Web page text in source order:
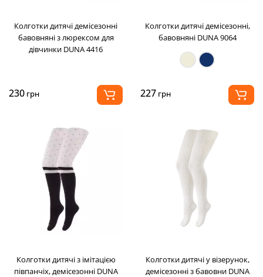
Колготки дитячі демісезонні
бавовняні з люрексом для
дівчинки DUNA 4416
230 грн
Колготки дитячі демісезонні,
бавовняні DUNA 9064
227 грн
Колготки дитячі з імітацією
півпанчіх, демісезонні DUNA
Колготки дитячі у візерунок,
демісезонні з бавовни DUNA